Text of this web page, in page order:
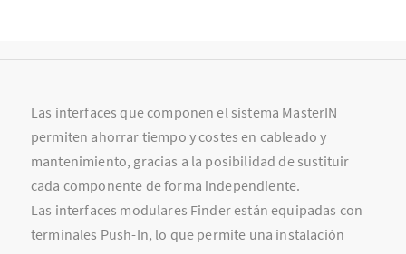
Las interfaces que componen el sistema MasterIN
permiten ahorrar tiempo y costes en cableado y
mantenimiento, gracias a la posibilidad de sustituir
cada componente de forma independiente.
Las interfaces modulares Finder están equipadas con
terminales Push-In, lo que permite una instalación